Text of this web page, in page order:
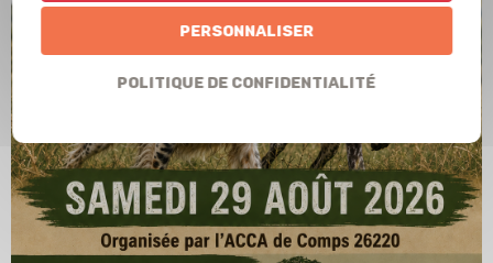
Personnaliser
Politique de confidentialité